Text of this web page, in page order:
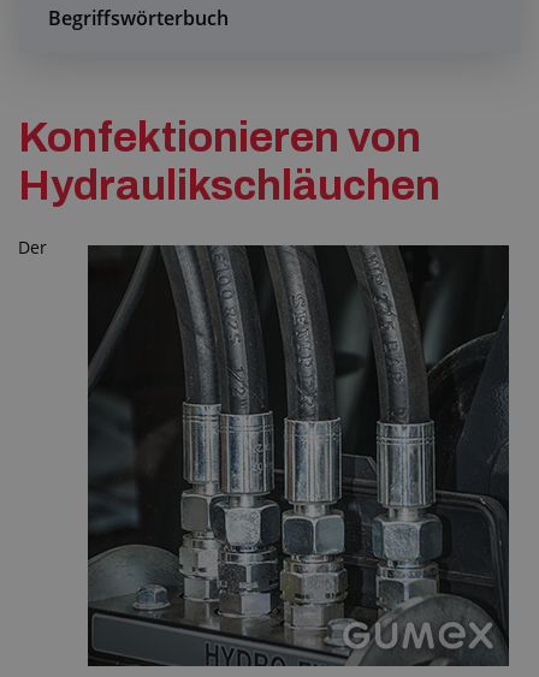
Begriffswörterbuch
Konfektionieren von
Hydraulikschläuchen
Der